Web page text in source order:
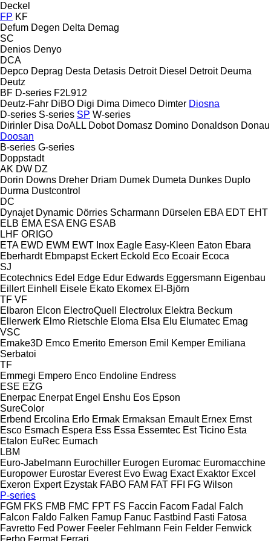
Deckel
FP KF
Defum Degen Delta Demag
SC
Denios Denyo
DCA
Depco Deprag Desta Detasis Detroit Diesel Detroit Deuma
Deutz
BF D-series F2L912
Deutz-Fahr DiBO Digi Dima Dimeco Dimter Diosna
D-series S-series SP W-series
Dirinler Disa DoALL Dobot Domasz Domino Donaldson Donau
Doosan
B-series G-series
Doppstadt
AK DW DZ
Dorin Downs Dreher Driam Dumek Dumeta Dunkes Duplo
Durma Dustcontrol
DC
Dynajet Dynamic Dörries Scharmann Dürselen EBA EDT EHT
ELB EMA ESA ENG ESAB
LHF ORIGO
ETA EWD EWM EWT Inox Eagle Easy-Kleen Eaton Ebara
Eberhardt Ebmpapst Eckert Eckold Eco Ecoair Ecoca
SJ
Ecotechnics Edel Edge Edur Edwards Eggersmann Eigenbau
Eillert Einhell Eisele Ekato Ekomex El-Björn
TF VF
Elbaron Elcon ElectroQuell Electrolux Elektra Beckum
Ellerwerk Elmo Rietschle Eloma Elsa Elu Elumatec Emag
VSC
Emake3D Emco Emerito Emerson Emil Kemper Emiliana
Serbatoi
TF
Emmegi Empero Enco Endoline Endress
ESE EZG
Enerpac Enerpat Engel Enshu Eos Epson
SureColor
Erbend Ercolina Erlo Ermak Ermaksan Ernault Ernex Ernst
Esco Esmach Espera Ess Essa Essemtec Est Ticino Esta
Etalon EuRec Eumach
LBM
Euro-Jabelmann Eurochiller Eurogen Euromac Euromacchine
Europower Eurostar Everest Evo Ewag Exact Exaktor Excel
Exeron Expert Ezystak FABO FAM FAT FFI FG Wilson
P-series
FGM FKS FMB FMC FPT FS Faccin Facom Fadal
Falch
Falcon Faldo Falken Famup Fanuc Fastbind Fasti Fatosa
Favretto Fed Power Feeler Fehlmann Fein Felder Fenwick
Ferbo Fermat Ferrari